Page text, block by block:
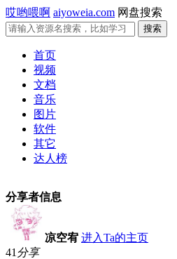
哎哟喂啊 aiyoweia.com 网盘搜索
首页
视频
文档
音乐
图片
软件
其它
达人榜
分享者信息
凉空宥 进入Ta的主页
41 分享